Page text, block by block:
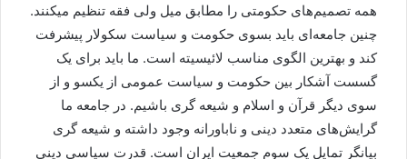
همه تصمیم‌های حکومتی را مطابق میل ولی فقه تنظیم میکنند.
چنین جامعه‌ای باید بسوی حکومت و سیاست سکولار پیشرفت
کند و بهترین الگوی مناسب لائیسیته است. ما باید برای یک
گسست آشکار بین حکومت و سیاست عمومی از یکسو و از
سوی دیگر قرآن و اسلام و شیعه گری باشیم. در جامعه ما
گرایش‌های متعدد دینی و ناباورانه وجود داشته و شیعه گری
بیانگر تمایل یک سوم جمعیت ایران است. قدرت سیاسی دینی